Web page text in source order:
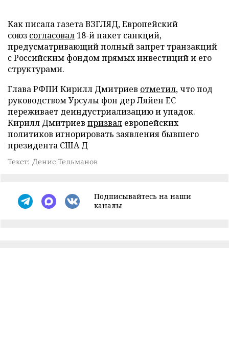
Как писала газета ВЗГЛЯД, Европейский
союз согласовал 18-й пакет санкций,
предусматривающий полный запрет транзакций
с Российским фондом прямых инвестиций и его
структурами.
Глава РФПИ Кирилл Дмитриев отметил, что под
руководством Урсулы фон дер Ляйен ЕС
переживает деиндустриализацию и упадок.
Кирилл Дмитриев призвал европейских
политиков игнорировать заявления бывшего
президента США Д
Текст: Денис Тельманов
Подписывайтесь на наши
каналы